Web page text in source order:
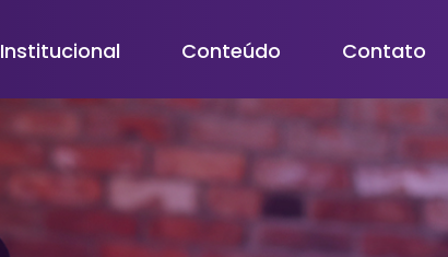
Institucional Conteúdo Contato